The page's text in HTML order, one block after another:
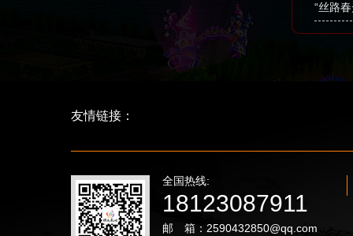
“丝路
友情链接：
全国热线:
18123087911
邮 箱：2590432850@qq.com